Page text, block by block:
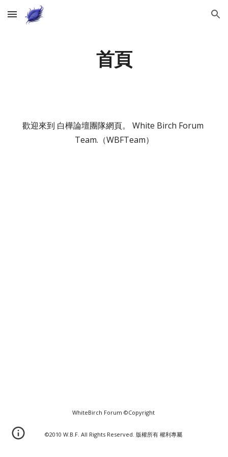
Skip to main content Skip to navigation
首頁
歡迎來到 白樺論壇團隊網頁。 White Birch Forum
Team.（WBFTeam）
WhiteBirch Forum ©Copyright
©2010 W.B.F. All Rights Reserved. 版權所有 權利專屬